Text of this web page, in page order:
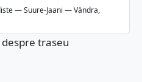
— Suure-Jaani — Vändra,
traseu